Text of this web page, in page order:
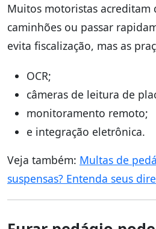
Muitos motoristas acreditam
caminhões ou passar
evita fiscalização, mas as
OCR;
câmeras de leitura de
monitoramento remoto;
e integração eletrônica.
Veja também: Multas de
suspensas? Entenda seus